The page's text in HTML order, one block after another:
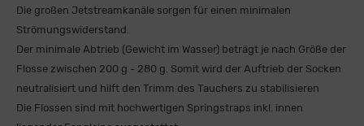
Die großen Jetstreamkanäle sorgen für einen minimalen
Strömungswiderstand.
Der minimale Abtrieb (Gewicht im Wasser) beträgt je nach Größe der
Flosse zwischen 200 g - 280 g. Somit wird der Auftrieb der Socken
neutralisiert und hilft den Trimm des Tauchers zu stabilisieren
Die Flossen sind mit hochwertigen Springstraps inkl. innen